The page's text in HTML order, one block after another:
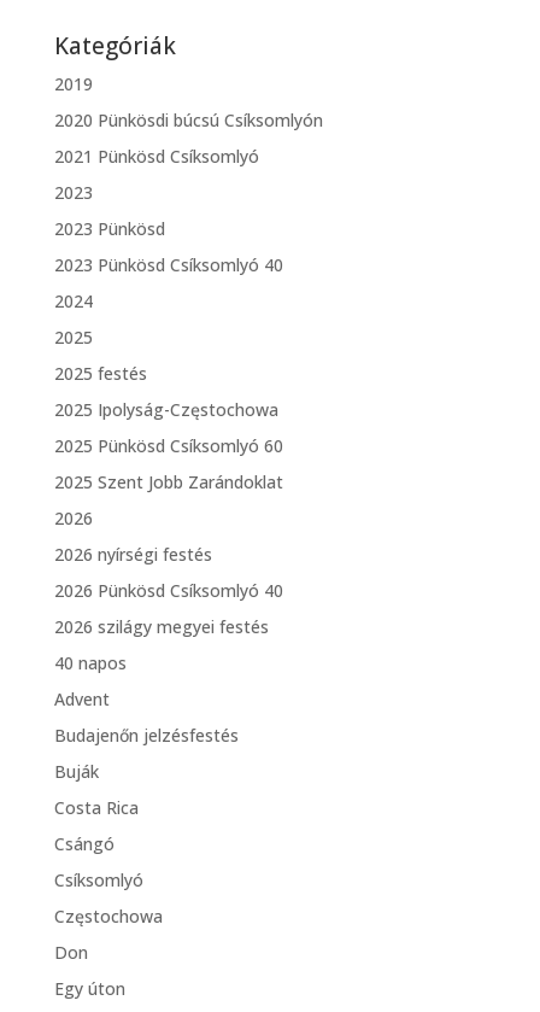
Kategóriák
2019
2020 Pünkösdi búcsú Csíksomlyón
2021 Pünkösd Csíksomlyó
2023
2023 Pünkösd
2023 Pünkösd Csíksomlyó 40
2024
2025
2025 festés
2025 Ipolyság-Częstochowa
2025 Pünkösd Csíksomlyó 60
2025 Szent Jobb Zarándoklat
2026
2026 nyírségi festés
2026 Pünkösd Csíksomlyó 40
2026 szilágy megyei festés
40 napos
Advent
Budajenőn jelzésfestés
Buják
Costa Rica
Csángó
Csíksomlyó
Częstochowa
Don
Egy úton